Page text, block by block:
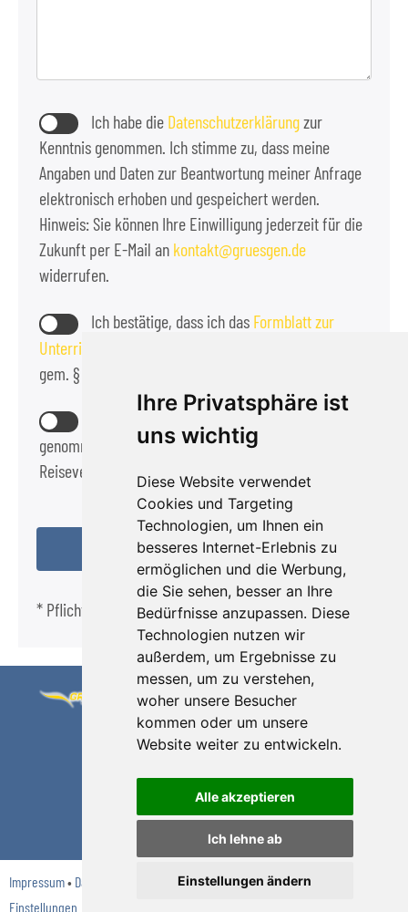
Ihre Privatsphäre ist
uns wichtig
Diese Website verwendet
Cookies und Targeting
Technologien, um Ihnen ein
besseres Internet-Erlebnis zu
ermöglichen und die Werbung,
die Sie sehen, besser an Ihre
Bedürfnisse anzupassen. Diese
Technologien nutzen wir
außerdem, um Ergebnisse zu
messen, um zu verstehen,
woher unsere Besucher
kommen oder um unsere
Website weiter zu entwickeln.
Alle akzeptieren
Ich lehne ab
Einstellungen ändern
Ich habe die Datenschutzerklärungzur
Kenntnis genommen. Ich stimme zu, dass meine
Angaben und Daten zur Beantwortung meiner Anfrage
elektronisch erhoben und gespeichert werden.
Hinweis: Sie können Ihre Einwilligung jederzeit für die
Zukunft per E-Mail an kontakt
gruesgen.de
widerrufen.
Ich bestätige, dass ich das Formblatt zur
Unterrichtung des Reisenden bei einer Pauschalreise
gem. § 651a BGB zur Kennnis genommen habe.
habe ich zur Kennntnis
genommen und akzeptiere diese als Bestandteil des
Reisevertrags.
* Pflichtfeld
Grüsgen Reisen
GmbH
Willmuthstr. 21-
23
53332 Bornheim
Telefon 0 22 27 /
E-Mail:
kontakt
gruesgen.de
www.gruesgen.de
Impressum• Datenschutz Reisebedingungen•Formblatt•Cookie-
Einstellungen